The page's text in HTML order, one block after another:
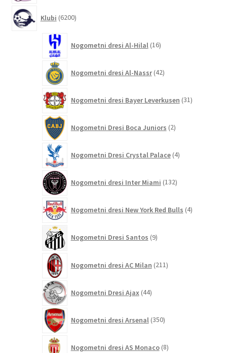
Klubi 6200izdelkov
Nogometni dresi Al-Hilal 16izdelkov
Nogometni dresi Al-Nassr 42izdelkov
Nogometni dresi Bayer Leverkusen 31izdelkov
Nogometni Dresi Boca Juniors 2izdelka
Nogometni Dresi Crystal Palace 4izdelki
Nogometni dresi Inter Miami 132izdelkov
Nogometni dresi New York Red Bulls 4izdelki
Nogometni Dresi Santos 9izdelkov
Nogometni dresi AC Milan 211izdelkov
Nogometni Dresi Ajax 44izdelkov
Nogometni dresi Arsenal 350izdelkov
Nogometni dresi AS Monaco 8